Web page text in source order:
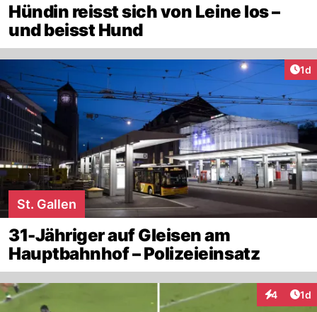
Hündin reisst sich von Leine los –
und beisst Hund
1d
St. Gallen
31-Jähriger auf Gleisen am
Hauptbahnhof – Polizeieinsatz
4 1d